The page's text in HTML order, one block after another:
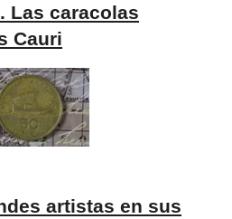
Las caracolas
Cauri
artistas en sus